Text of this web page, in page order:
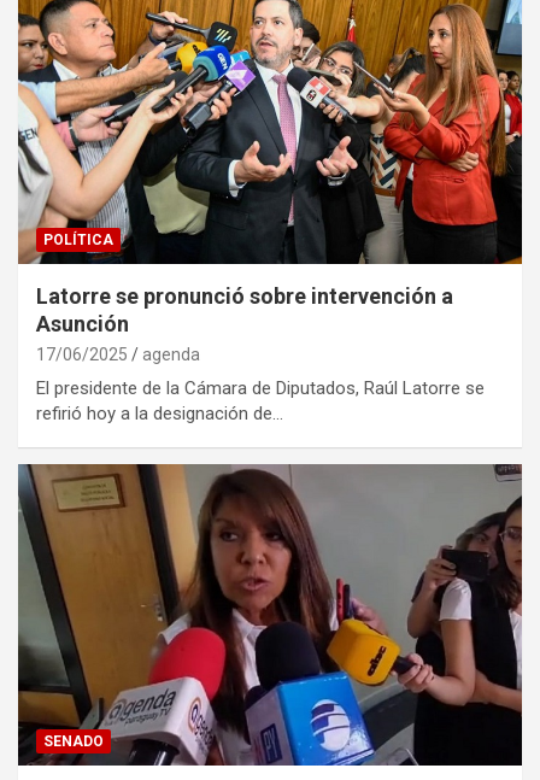
POLÍTICA
Latorre se pronunció sobre intervención a
Asunción
17/06/2025 agenda
El presidente de la Cámara de Diputados, Raúl Latorre se
refirió hoy a la designación de…
SENADO